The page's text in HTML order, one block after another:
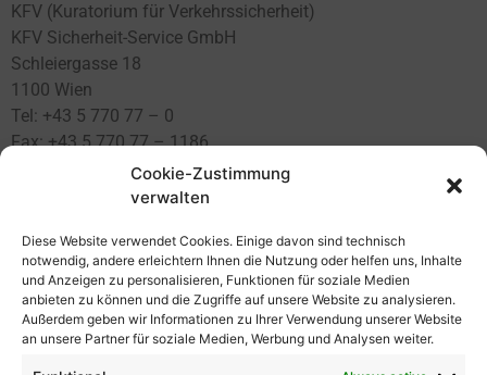
Cookie-Zustimmung
verwalten
Diese Website verwendet Cookies. Einige davon sind technisch
notwendig, andere erleichtern Ihnen die Nutzung oder helfen uns, Inhalte
und Anzeigen zu personalisieren, Funktionen für soziale Medien
anbieten zu können und die Zugriffe auf unsere Website zu analysieren.
Außerdem geben wir Informationen zu Ihrer Verwendung unserer Website
an unsere Partner für soziale Medien, Werbung und Analysen weiter.
KFV (Kuratorium für Verkehrssicherheit)
KFV Sicherheit-Service GmbH
Schleiergasse 18
1100 Wien
Tel: +43 5 770 77 – 0
Fax: +43 5 770 77 – 1186
E-Mail: datenschutz@kfv.at
Tel: +43 5 770 77 – 1166
Schlussbestimmungen:
Im Zuge der laufenden Weiterentwicklung des Internets
werden wir diese Datenschutzerklärung weiterhin anpassen.